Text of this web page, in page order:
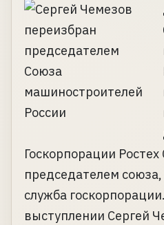
Госкорпорации
председателем
служба
выступлении Сергей